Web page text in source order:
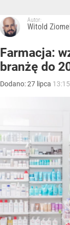
Autor:
Witold
Farmacja:
branżę do
Dodano:27 lipca 13:15